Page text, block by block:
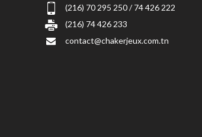
(216) 70 295 250 / 74 426 222
(216) 74 426 233
contact@chakerjeux.com.tn